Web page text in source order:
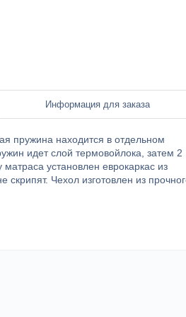
Информация для заказа
пружина находится в отдельном
идет слой термовойлока, затем 2
установлен еврокаркас из
Чехол изготовлен из